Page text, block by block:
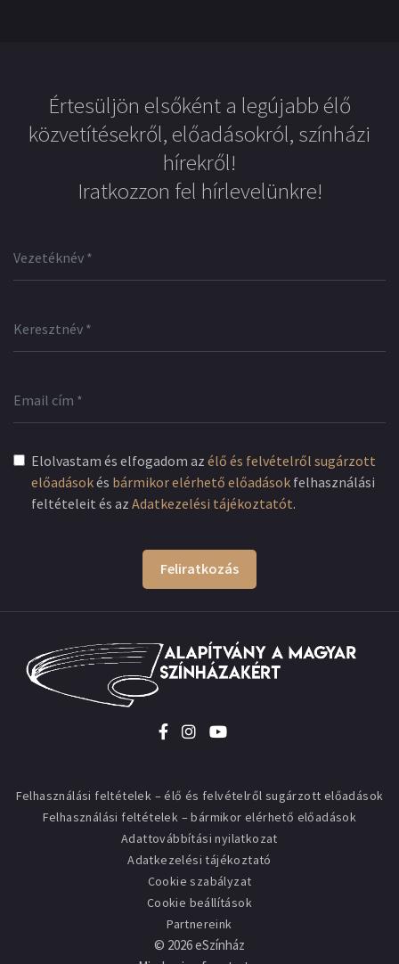
Értesüljön elsőként a legújabb élő
közvetítésekről, előadásokról, színházi
hírekről!
Iratkozzon fel hírlevelünkre!
Elolvastam és elfogadom az élő és felvételről sugárzott
előadásokés bármikor elérhető előadások felhasználási
feltételeit és az Adatkezelési tájékoztatót.
Feliratkozás
Felhasználási feltételek – élő és felvételről sugárzott előadások
Felhasználási feltételek – bármikor elérhető előadások
Adattovábbítási nyilatkozat
Adatkezelési tájékoztató
Cookie szabályzat
Cookie beállítások
Partnereink
© 2026eSzínház